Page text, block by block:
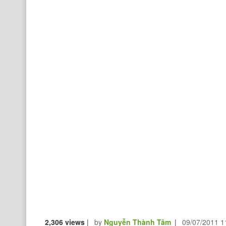
2,306 views | by Nguyễn Thành Tâm | 09/07/2011